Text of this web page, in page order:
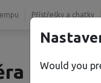
Přístřešky a chatky
K.Would you